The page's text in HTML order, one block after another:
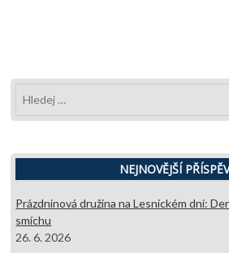
NEJNOVĚJŠÍ
Prázdninová družina na Lesnickém dni:
smíchu
26. 6. 2026